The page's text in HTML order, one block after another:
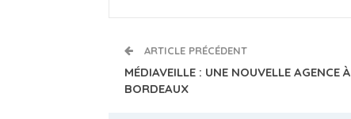
ARTICLE PRÉCÉDENT
MÉDIAVEILLE : UNE NOUVELLE AGENCE À
BORDEAUX